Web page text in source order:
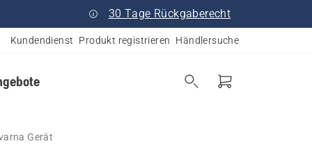
30 Tage Rückgaberecht
Kundendienst Produkt registrieren Händlersuche
Gerät